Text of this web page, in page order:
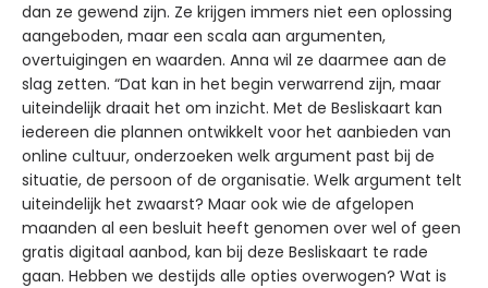
dan ze gewend zijn. Ze krijgen immers niet een oplossing
aangeboden, maar een scala aan argumenten,
overtuigingen en waarden. Anna wil ze daarmee aan de
slag zetten. “Dat kan in het begin verwarrend zijn, maar
uiteindelijk draait het om inzicht. Met de Besliskaart kan
iedereen die plannen ontwikkelt voor het aanbieden van
online cultuur, onderzoeken welk argument past bij de
situatie, de persoon of de organisatie. Welk argument telt
uiteindelijk het zwaarst? Maar ook wie de afgelopen
maanden al een besluit heeft genomen over wel of geen
gratis digitaal aanbod, kan bij deze Besliskaart te rade
gaan. Hebben we destijds alle opties overwogen? Wat is